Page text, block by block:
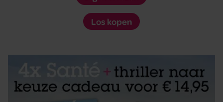
Los kopen